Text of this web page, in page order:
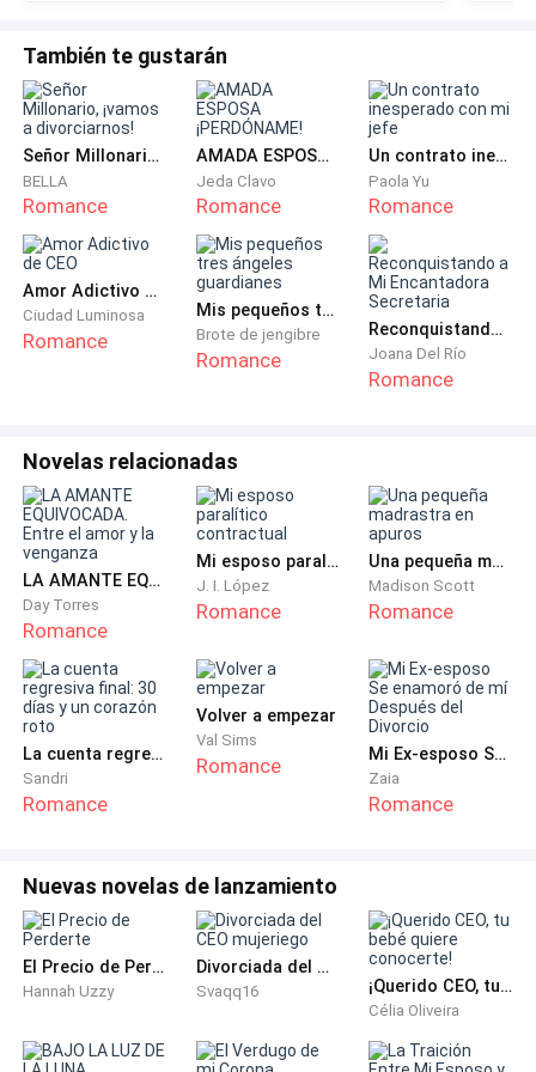
cuerpo. El maquillaje se le corría por las mejillas, pero
no le importaba. Ya nada importaba.
«¿He perdido la dignidad?», pensó.
«¿He tocado fondo?»
Quizá sí. Pero también sabía que no todo era en vano.
Todo tenía un propósito.
Con las manos temblorosas, sacó de su bolsillo un
papel arrugado y manchado de lágrimas: una prueba
adecuado para decírselo.
Desde hacía un mes, Travis se había mostrado
diferente... más cercano, más humano. Hacían el amor
casi todos los días, hablaban por horas, compartían
silencios que ya no parecían incómodos.
Ella creyó, de verdad, que lo estaba conquistando.
Que el odio había comenzado a diluirse.
Se equivocó. Se equivocó tanto…
Se abrazó el vientre, aún plano.
—Lo siento —susurró al bebé que crecía dentro de ella
—. Quise darte un padre… de verdad lo intenté. Pero
no pude. No me dejó.
Se limpió el rostro, se obligó a respirar hondo. No iba a
También te gustarán
Señor Millonario, ¡vamos a divorciarnos!
BELLA
Romance
AMADA ESPOSA ¡PERDÓNAME!
Jeda Clavo
Romance
Un contrato inesperado con mi jefe
Paola Yu
Romance
Amor Adictivo de CEO
Ciudad Luminosa
Romance
Mis pequeños tres ángeles guardianes
Brote de jengibre
Romance
Reconquistando a Mi Encantadora Secretaria
Joana Del Río
Romance
Novelas relacionadas
LA AMANTE EQUIVOCADA. Entre el amor y la venganza
Day Torres
Romance
Mi esposo paralítico contractual
J. I. López
Romance
Una pequeña madrastra en apuros
Madison Scott
Romance
La cuenta regresiva final: 30 días y un corazón roto
Sandri
Romance
Volver a empezar
Val Sims
Romance Mi Ex-esposo Se enamoró de mí Después del Divorcio
Zaia
Romance
Nuevas novelas de lanzamiento
El Precio de Perderte
Hannah Uzzy
Divorciada del CEO mujeriego
Svaqq16 ¡Querido CEO, tu bebé quiere conocerte!
Célia Oliveira